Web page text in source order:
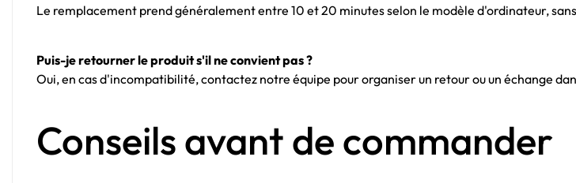
Le remplacement prend généralement entre 10 et 20 minutes selon le modèle d'ordinateur,
Puis-je retourner le produit s'il ne convient pas ?
Oui, en cas d'incompatibilité, contactez notre équipe pour organiser un retour ou un échange
Conseils avant de commander